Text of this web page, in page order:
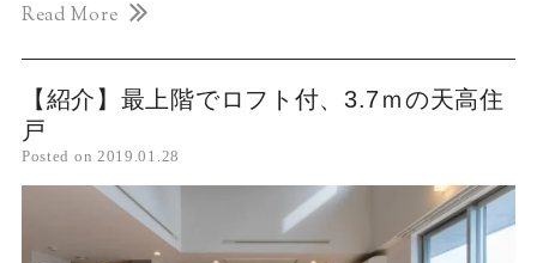
Read More
【紹介】最上階でロフト付、3.7ｍの天高住
戸
Posted on 2019.01.28